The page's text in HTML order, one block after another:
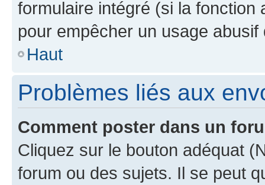
formulaire intégré (si la fonction
pour empêcher un usage
Haut
Problèmes liés aux
Comment poster dans un
Cliquez sur le bouton adéquat
forum ou des sujets. Il se peut